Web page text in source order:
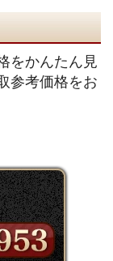
をかんたん見
参考価格をお